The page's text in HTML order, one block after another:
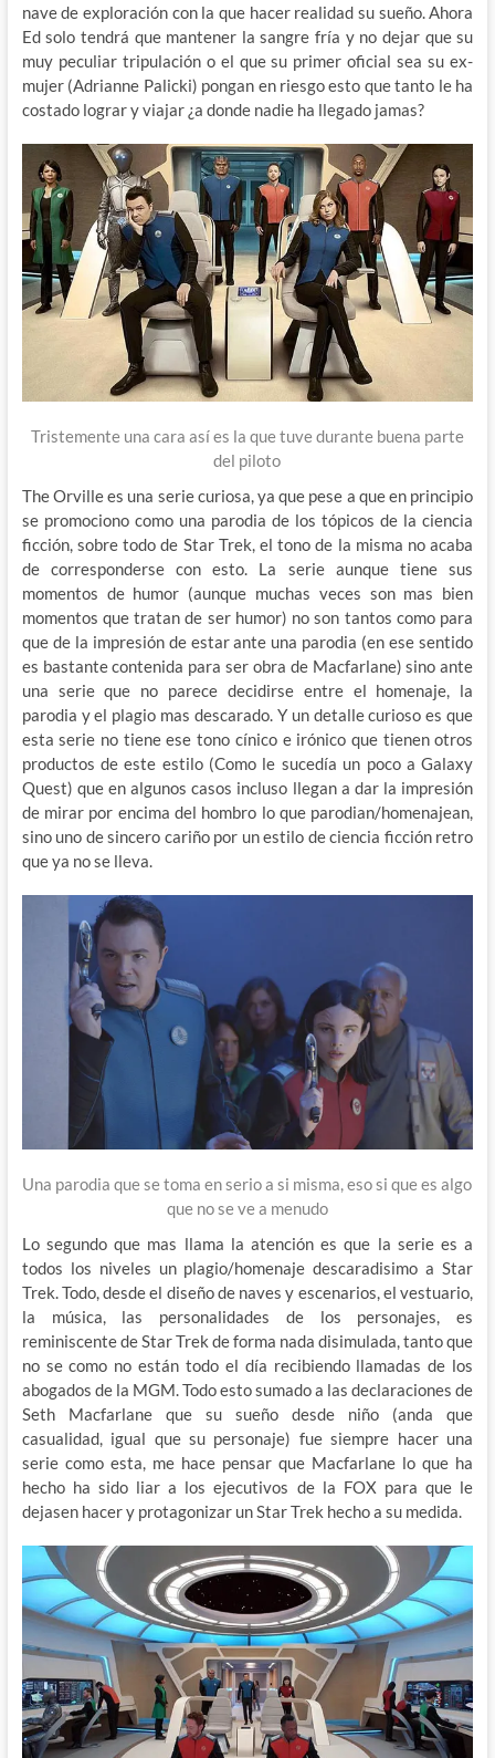
nave de exploración con la que hacer realidad su sueño. Ahora
Ed solo tendrá que mantener la sangre fría y no dejar que su
muy peculiar tripulación o el que su primer oficial sea su ex-
mujer (Adrianne Palicki) pongan en riesgo esto que tanto le ha
costado lograr y viajar ¿a donde nadie ha llegado jamas?
Tristemente una cara así es la que tuve durante buena parte
del piloto
The Orville es una serie curiosa, ya que pese a que en principio
se promociono como una parodia de los tópicos de la ciencia
ficción, sobre todo de Star Trek, el tono de la misma no acaba
de corresponderse con esto. La serie aunque tiene sus
momentos de humor (aunque muchas veces son mas bien
momentos que tratan de ser humor) no son tantos como para
que de la impresión de estar ante una parodia (en ese sentido
es bastante contenida para ser obra de Macfarlane) sino ante
una serie que no parece decidirse entre el homenaje, la
parodia y el plagio mas descarado. Y un detalle curioso es que
esta serie no tiene ese tono cínico e irónico que tienen otros
productos de este estilo (Como le sucedía un poco a Galaxy
Quest) que en algunos casos incluso llegan a dar la impresión
de mirar por encima del hombro lo que parodian/homenajean,
sino uno de sincero cariño por un estilo de ciencia ficción retro
que ya no se lleva.
Una parodia que se toma en serio a si misma, eso si que es algo
que no se ve a menudo
Lo segundo que mas llama la atención es que la serie es a
todos los niveles un plagio/homenaje descaradisimo a Star
Trek. Todo, desde el diseño de naves y escenarios, el vestuario,
la música, las personalidades de los personajes, es
reminiscente de Star Trek de forma nada disimulada, tanto que
no se como no están todo el día recibiendo llamadas de los
abogados de la MGM. Todo esto sumado a las declaraciones de
Seth Macfarlane que su sueño desde niño (anda que
casualidad, igual que su personaje) fue siempre hacer una
serie como esta, me hace pensar que Macfarlane lo que ha
hecho ha sido liar a los ejecutivos de la FOX para que le
dejasen hacer y protagonizar un Star Trek hecho a su medida.